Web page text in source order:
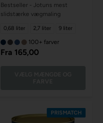
Bestseller - Jotuns mest
slidstærke vægmaling
0,68 liter 2,7 liter 9 liter
100+ farver
Fra 165,00
PRISMATCH